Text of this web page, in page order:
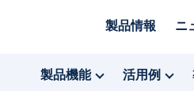
製品情報 ニ
製品機能 活用例